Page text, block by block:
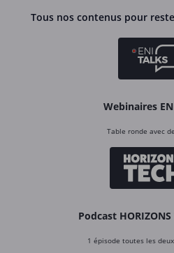
Tous nos contenus pour
Webinaires
Table ronde avec
Podcast HORIZONS
1 épisode toutes les